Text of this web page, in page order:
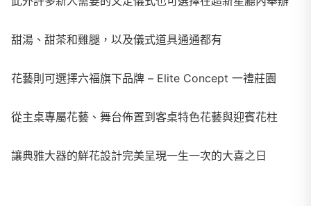
甜湯、甜茶和雞腿，以及儀式道具通通都有
花藝則可選擇六福旗下品牌 – Elite Concept 一禮莊園
從主桌專屬花藝、舞台佈置到客桌特色花藝與迎賓花柱
讓典雅大器的鮮花設計完美呈現一生一次的大喜之日